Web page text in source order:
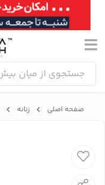
صفحه اصلی زنانه